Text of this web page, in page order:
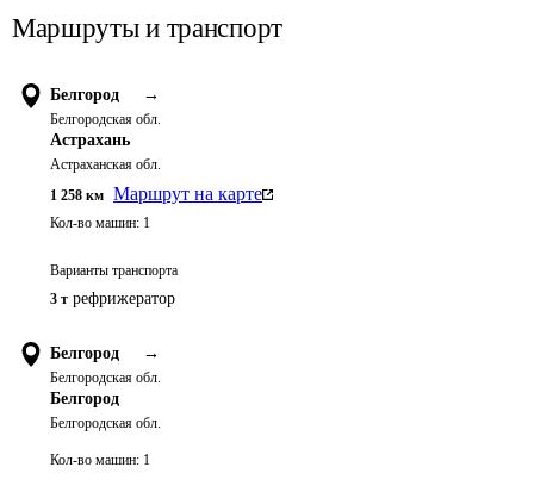
Маршруты и транспорт
Белгород →
Белгородская обл.
Астрахань
Астраханская обл.
1 258 км Маршрут на карте
Кол-во машин: 1
Варианты транспорта
3 т рефрижератор
Белгород →
Белгородская обл.
Белгород
Белгородская обл.
Кол-во машин: 1